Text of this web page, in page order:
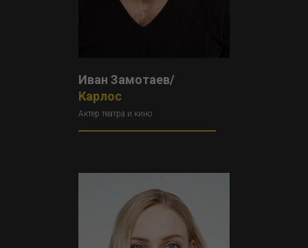
Иван Замотаев/
Карлос
Актер театра и кино